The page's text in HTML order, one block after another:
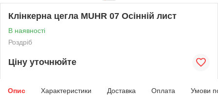
Клінкерна цегла MUHR 07 Осінній лист
В наявності
Роздріб
Ціну уточнюйте
Опис Характеристики Доставка Оплата Умови